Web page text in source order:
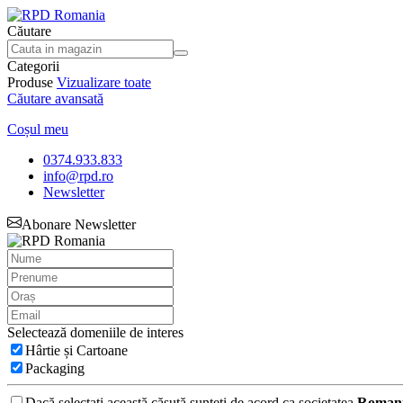
Căutare
Categorii
Produse Vizualizare toate
Căutare avansată
Coșul meu
0374.933.833
info@rpd.ro
Newsletter
Abonare Newsletter
Selectează domeniile de interes
Hârtie și Cartoane
Packaging